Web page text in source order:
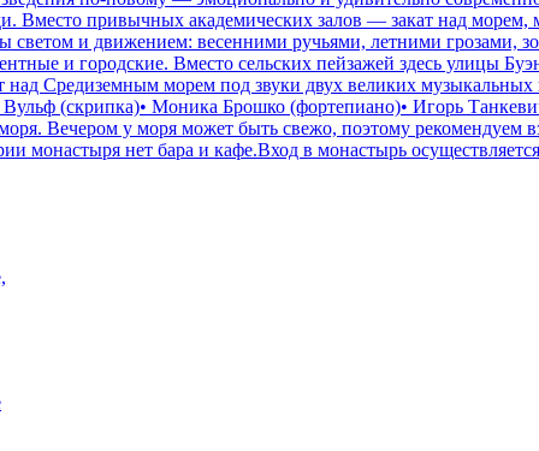
Вместо привычных академических залов — закат над
светом и движением: весенними ручьями, летними грозами,
и городские. Вместо сельских пейзажей здесь улицы
над Средиземным морем под звуки двух великих
(скрипка)• Моника Брошко (фортепиано)• Игорь
Вечером у моря может быть свежо, поэтому рекомендуем
монастыря нет бара и кафе.Вход в монастырь